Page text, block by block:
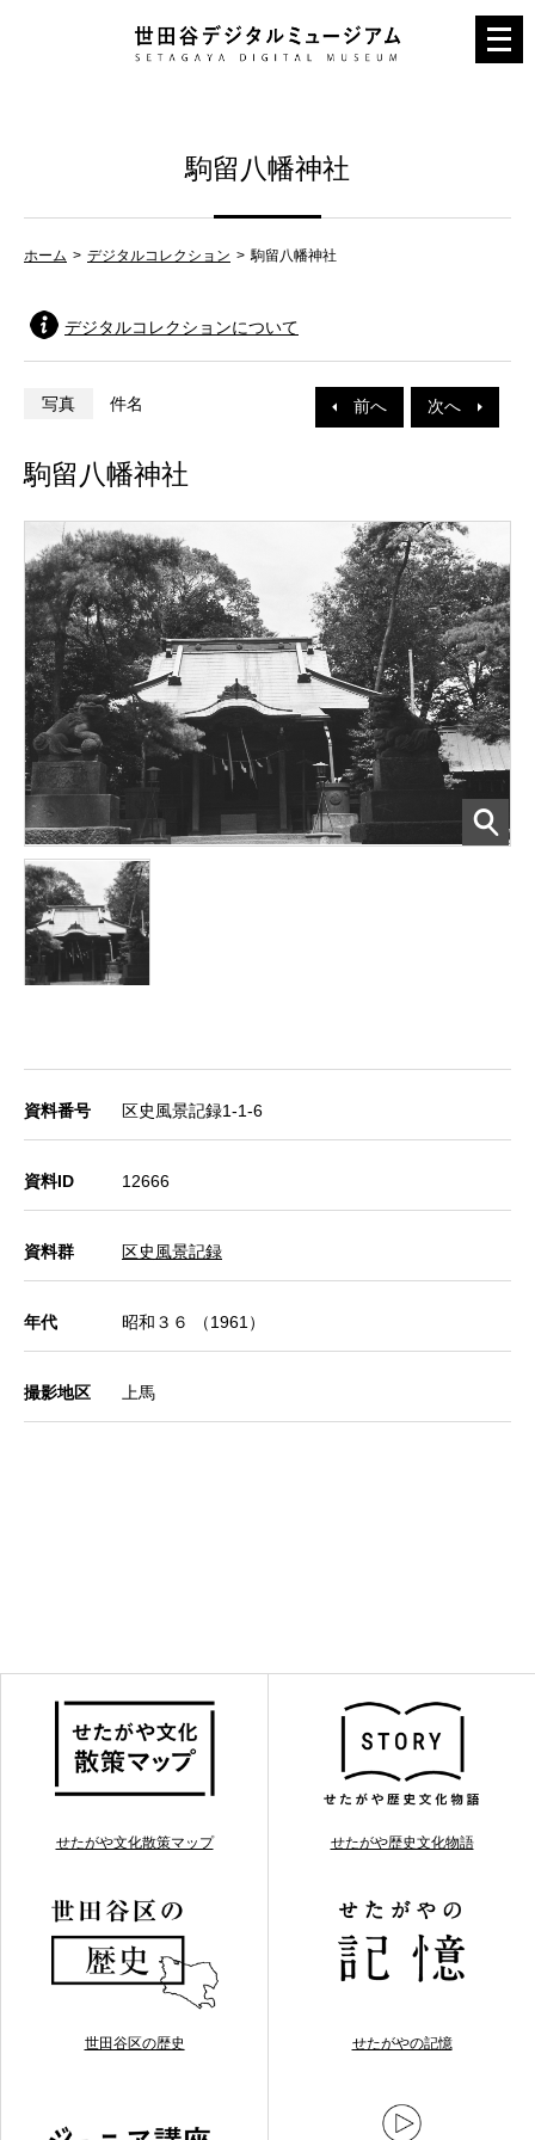
メ
ニ
駒留八幡神社
ホーム デジタルコレクション 駒留八幡神社
デジタルコレクションについて
前へ 次へ
写真 件名
駒留八幡神社
資料番号 区史風景記録1-1-6
資料ID 12666
資料群 区史風景記録
年代 昭和３６ （1961）
撮影地区 上馬
せたがや文化散策マップ せたがや歴史文化物語
世田谷区の歴史 せたがやの記憶